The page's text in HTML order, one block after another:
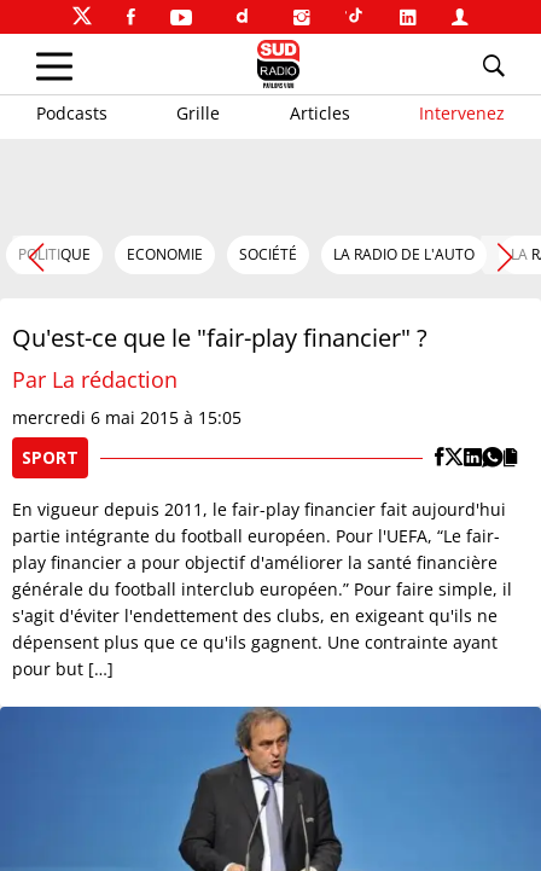
Podcasts Grille Articles Intervenez
POLITIQUE ECONOMIE SOCIÉTÉ LA RADIO DE L'AUTO LA
Qu'est-ce que le "fair-play financier" ?
Par La rédaction
mercredi 6 mai 2015 à 15:05
SPORT
En vigueur depuis 2011, le fair-play financier fait aujourd'hui
partie intégrante du football européen. Pour l'UEFA, “Le fair-
play financier a pour objectif d'améliorer la santé financière
générale du football interclub européen.” Pour faire simple, il
s'agit d'éviter l'endettement des clubs, en exigeant qu'ils ne
dépensent plus que ce qu'ils gagnent. Une contrainte ayant
pour but […]